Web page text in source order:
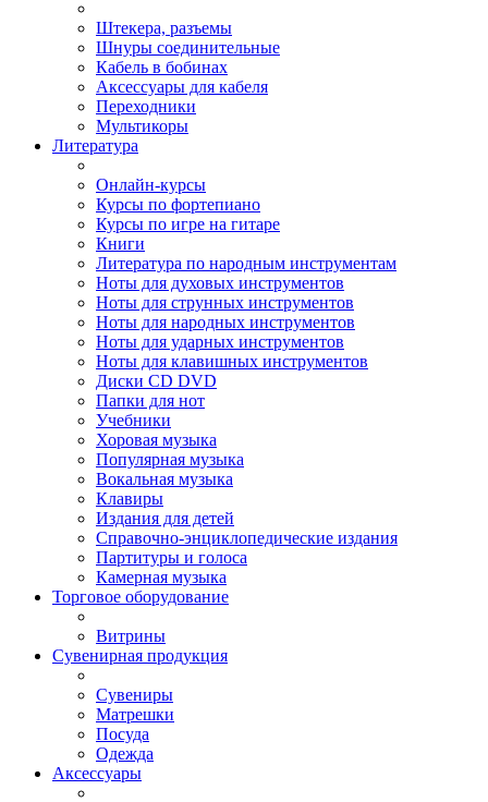
Штекера, разъемы
Шнуры соединительные
Кабель в бобинах
Аксессуары для кабеля
Переходники
Мультикоры
Литература
Онлайн-курсы
Курсы по фортепиано
Курсы по игре на гитаре
Книги
Литература по народным инструментам
Ноты для духовых инструментов
Ноты для струнных инструментов
Ноты для народных инструментов
Ноты для ударных инструментов
Ноты для клавишных инструментов
Диски CD DVD
Папки для нот
Учебники
Хоровая музыка
Популярная музыка
Вокальная музыка
Клавиры
Издания для детей
Справочно-энциклопедические издания
Партитуры и голоса
Камерная музыка
Торговое оборудование
Витрины
Сувенирная продукция
Сувениры
Матрешки
Посуда
Одежда
Аксессуары